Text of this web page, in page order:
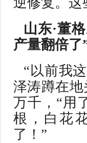
山东·董
产量翻倍了
“以前我
泽涛蹲在
万千，“用
根，白花
了！”